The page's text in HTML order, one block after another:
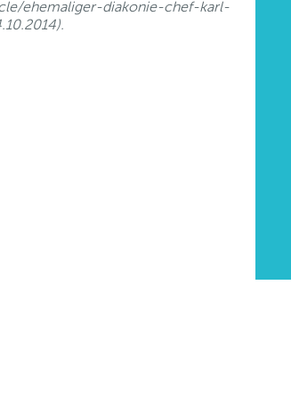
ehemaliger-diakonie-chef-karl-